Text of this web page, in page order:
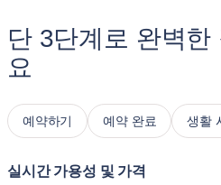
단 3단계로 완벽한
요
예약하기 예약 완료 생활
실시간 가용성 및 가격